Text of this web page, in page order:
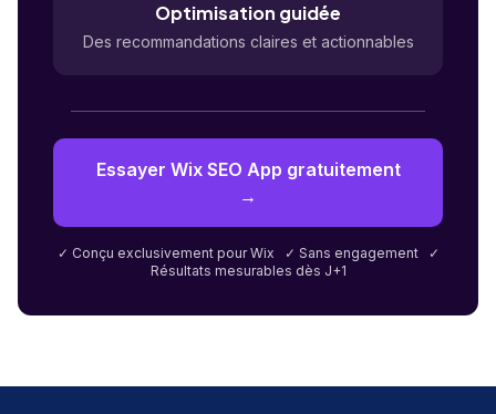
Optimisation guidée
Des recommandations claires et actionnables
Essayer Wix SEO App gratuitement
→
✓ Conçu exclusivement pour Wix ✓ Sans engagement ✓
Résultats mesurables dès J+1